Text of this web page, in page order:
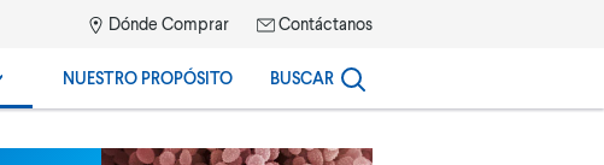
Dónde Comprar Contáctanos
NUESTRO PROPÓSITO BUSCAR